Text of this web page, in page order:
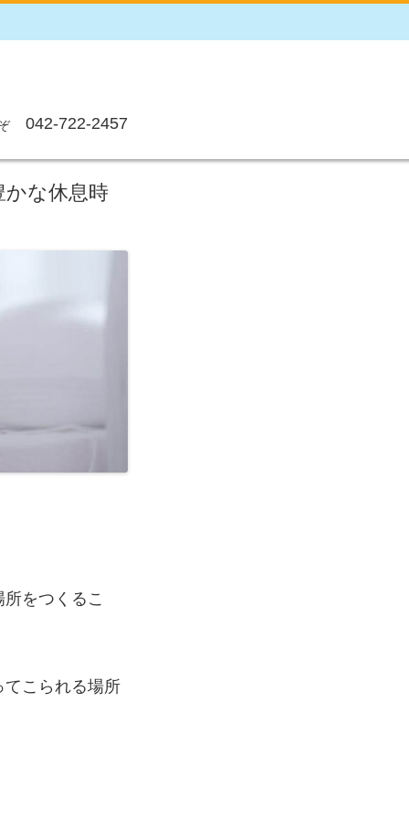
042-722-2457
な休息時
をつくるこ
こられる場所